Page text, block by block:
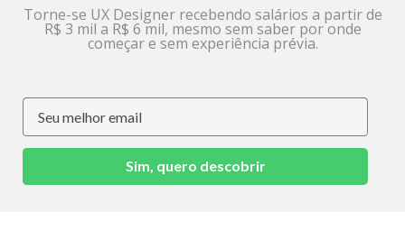
Torne-se UX Designer recebendo salários a partir de
R$ 3 mil a R$ 6 mil, mesmo sem saber por onde
começar e sem experiência prévia.
Sim, quero descobrir